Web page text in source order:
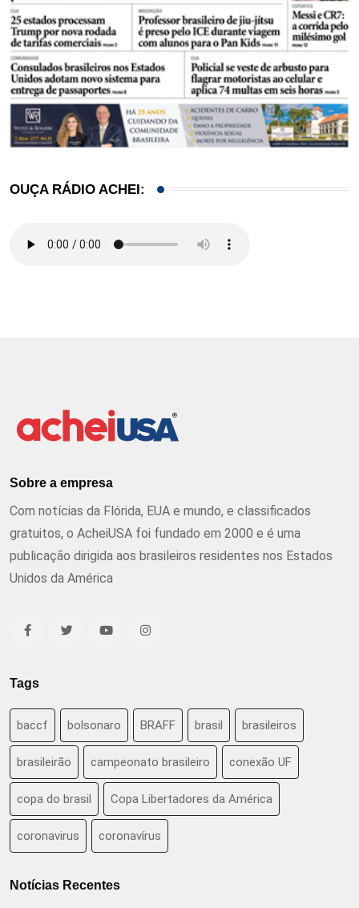
OUÇA RÁDIO ACHEI:
Sobre a empresa
Com notícias da Flórida, EUA e mundo, e classificados
gratuitos, o AcheiUSA foi fundado em 2000 e é uma
publicação dirigida aos brasileiros residentes nos Estados
Unidos da América
Tags
baccf bolsonaro BRAFF brasil brasileiros
brasileirão campeonato brasileiro conexão UF
copa do brasil Copa Libertadores da América
coronavirus coronavírus
Notícias Recentes